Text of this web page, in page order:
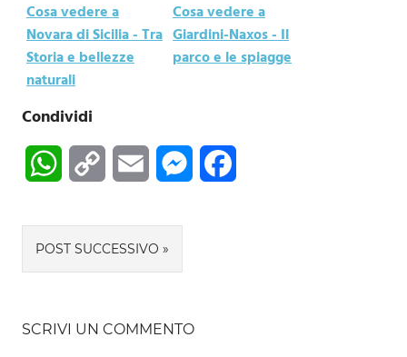
Cosa vedere a
Novara di Sicilia - Tra
Storia e bellezze
naturali
Cosa vedere a
Giardini-Naxos - Il
parco e le spiagge
Condividi
WhatsAppCopy
Email Messenger
Navigazione
articoli
POST SUCCESSIVO
SCRIVI UN COMMENTO